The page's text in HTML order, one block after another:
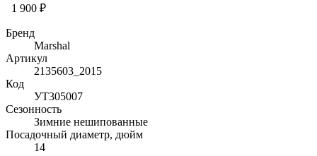
1 900 ₽
Бренд
Marshal
Артикул
2135603_2015
Код
УТ305007
Сезонность
Зимние нешипованные
Посадочный диаметр, дюйм
14